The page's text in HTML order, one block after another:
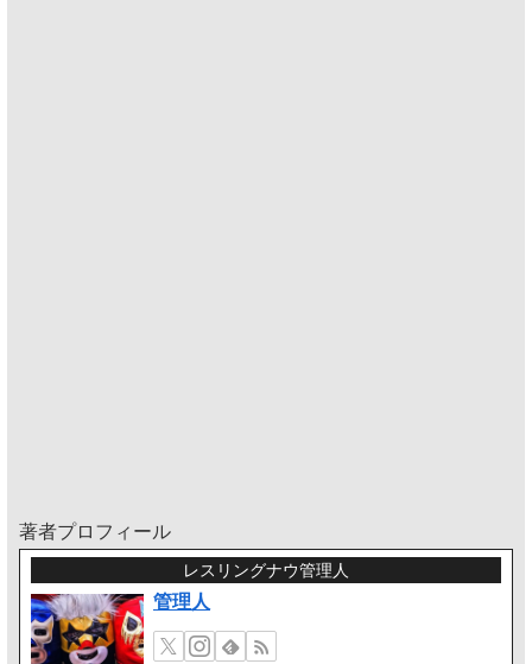
著者プロフィール
レスリングナウ管理人
管理人